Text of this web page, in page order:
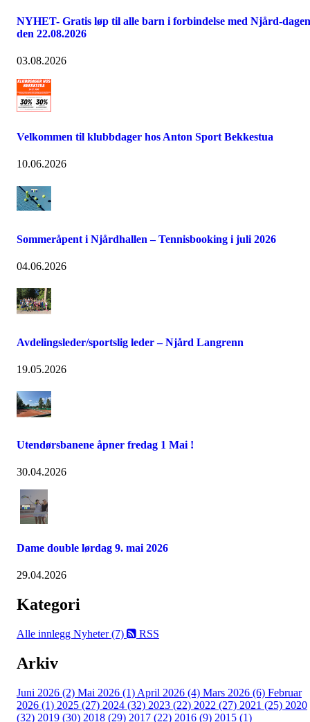
NYHET- Gratis løp til alle barn i forbindelse med Njård-dagen
den 22.08.2026
03.08.2026
Velkommen til klubbdager hos Anton Sport Bekkestua
10.06.2026
Sommeråpent i Njårdhallen – Tennisbooking i juli 2026
04.06.2026
Avdelingsleder/sportslig leder – Njård Langrenn
19.05.2026
Utendørsbanene åpner fredag 1 Mai !
30.04.2026
Dame double lørdag 9. mai 2026
29.04.2026
Kategori
Alle innlegg Nyheter (7) RSS
Arkiv
Juni 2026 (2) Mai 2026 (1) April 2026 (4) Mars 2026 (6) Februar
2026 (1) 2025 (27) 2024 (32) 2023 (22) 2022 (27) 2021 (25) 2020
(32) 2019 (30) 2018 (29) 2017 (22) 2016 (9) 2015 (1)